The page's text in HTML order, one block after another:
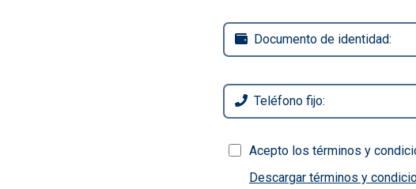
Acepto los términos y
Descargar términos y